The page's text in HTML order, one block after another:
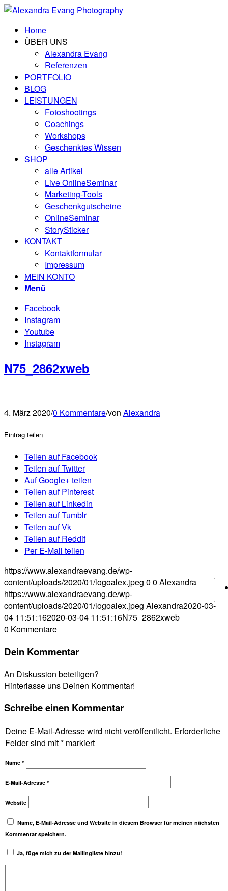
Home
ÜBER UNS
Alexandra Evang
Referenzen
PORTFOLIO
BLOG
LEISTUNGEN
Fotoshootings
Coachings
Workshops
Geschenktes Wissen
SHOP
alle Artikel
Live OnlineSeminar
Marketing-Tools
Geschenkgutscheine
OnlineSeminar
StorySticker
KONTAKT
Kontaktformular
Impressum
MEIN KONTO
Menü
Facebook
Instagram
Youtube
Instagram
N75_2862xweb
4. März 2020/0 Kommentare/von Alexandra
Eintrag teilen
Teilen auf Facebook
Teilen auf Twitter
Auf Google+ teilen
Teilen auf Pinterest
Teilen auf Linkedin
Teilen auf Tumblr
Teilen auf Vk
Teilen auf Reddit
Per E-Mail teilen
https://www.alexandraevang.de/wp-
content/uploads/2020/01/logoalex.jpeg 0 0 Alexandra
https://www.alexandraevang.de/wp-
content/uploads/2020/01/logoalex.jpeg Alexandra2020-03-
04 11:51:162020-03-04 11:51:16N75_2862xweb
0 Kommentare
Dein Kommentar
An Diskussion beteiligen?
Hinterlasse uns Deinen Kommentar!
Schreibe einen Kommentar
Deine E-Mail-Adresse wird nicht veröffentlicht. Erforderliche
Felder sind mit* markiert
Name *
E-Mail-Adresse *
Website
Name, E-Mail-Adresse und Website in diesem Browser für meinen nächsten
Kommentar speichern.
Ja, füge mich zu der Mailingliste hinzu!